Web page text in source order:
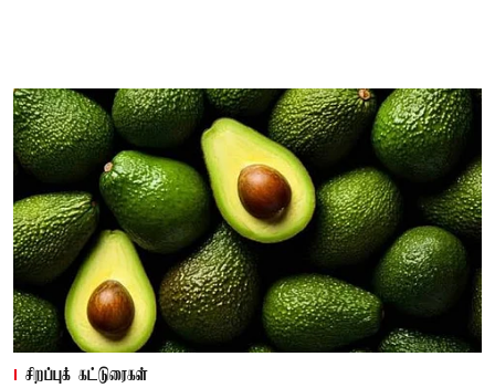
சிறப்புக் கட்டுரைகள்